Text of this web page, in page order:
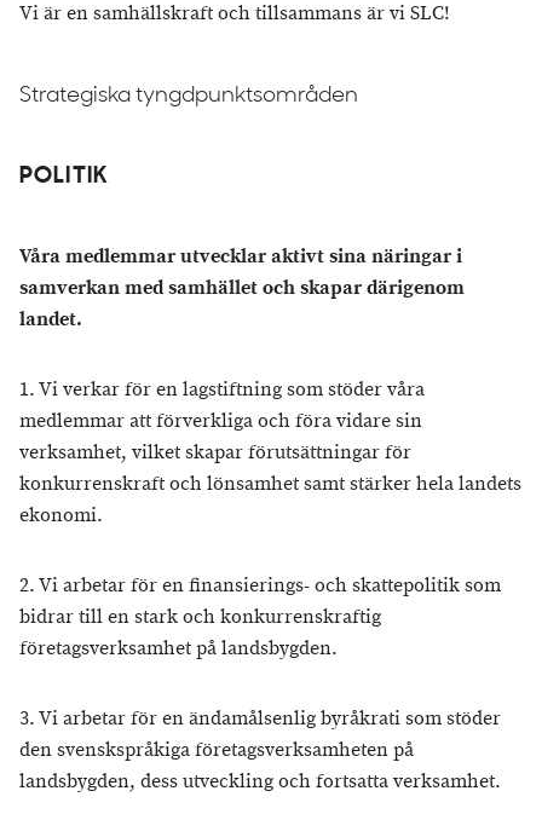
Vi är en samhällskraft och tillsammans är vi SLC!
Strategiska tyngdpunktsområden
POLITIK
Våra medlemmar utvecklar aktivt sina näringar i
samverkan med samhället och skapar därigenom
landet.
1. Vi verkar för en lagstiftning som stöder våra
medlemmar att förverkliga och föra vidare sin
verksamhet, vilket skapar förutsättningar för
konkurrenskraft och lönsamhet samt stärker hela landets
ekonomi.
2. Vi arbetar för en finansierings- och skattepolitik som
bidrar till en stark och konkurrenskraftig
företagsverksamhet på landsbygden.
3. Vi arbetar för en ändamålsenlig byråkrati som stöder
den svenskspråkiga företagsverksamheten på
landsbygden, dess utveckling och fortsatta verksamhet.